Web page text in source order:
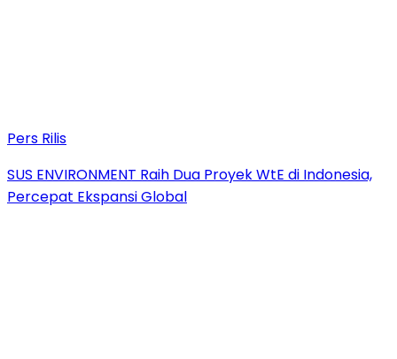
Pers Rilis
SUS ENVIRONMENT Raih Dua Proyek WtE di Indonesia,
Percepat Ekspansi Global